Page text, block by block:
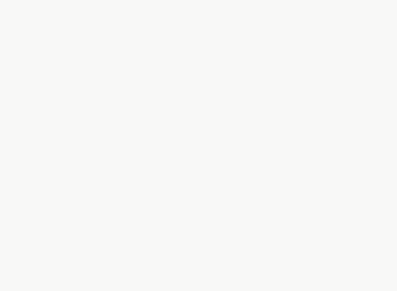
Куда пойти в Киеве 14 августа: Наталія
Заказать и купить билеты на Наталія
интернет. Концерт Наталія Могилевська в Киеве